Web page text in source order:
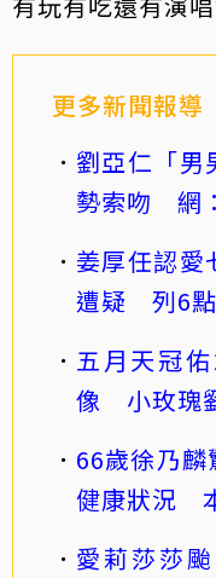
更多新聞報導
劉亞仁「男
勢索吻 網
姜厚任認愛
遭疑 列6點
五月天冠
像 小玫瑰
66歲徐乃
健康狀況
愛莉莎莎